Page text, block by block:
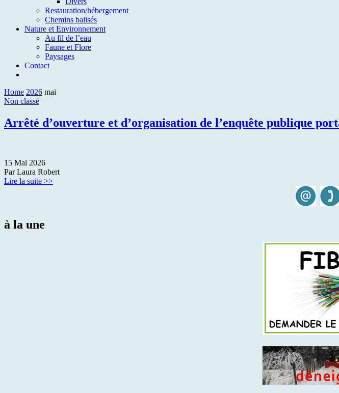
Restauration/hébergement
Chemins balisés
Nature et Environnement
Au fil de l’eau
Faune et Flore
Paysages
Contact
Home 2026 mai
Non classé
Arrêté d’ouverture et d’organisation de l’enquête publique
15 Mai 2026
Par Laura Robert
Lire la suite >>
à la une